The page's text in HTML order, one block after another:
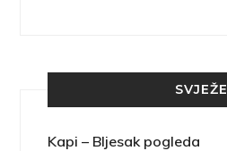
SVJEŽE
Kapi – Bljesak pogleda